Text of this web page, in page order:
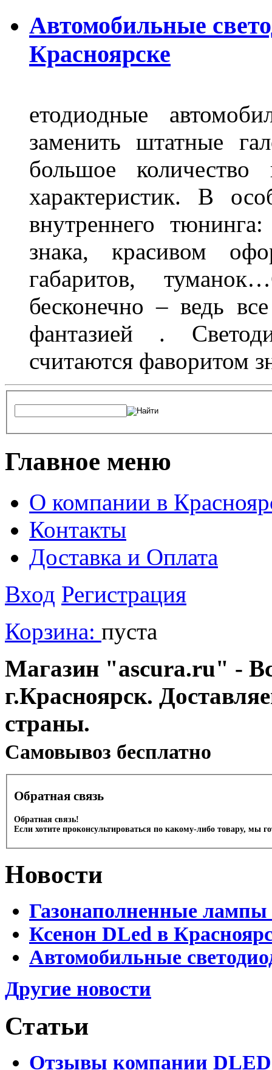
Автомобильные
Красноярске
етодиодные
заменить штатные
большое
характеристик. В
внутреннего
знака, красивом
габаритов,
бесконечно – ведь
фантазией .
считаются фаворитом
Главное меню
О компании в
Контакты
Доставка и Оплата
Вход Регистрация
Корзина: пуста
Магазин "ascura.ru" -
г.Красноярск.
страны.
Cамовывоз бесплатно
Обратная связь
Обратная связь!
Если хотите проконсультироваться по какому-либо товару, мы
Новости
Газонаполненные лампы
Ксенон DLed в
Автомобильные
Другие новости
Статьи
Отзывы компании DLED